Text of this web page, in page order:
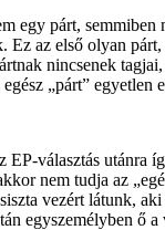
egy párt, semmiben
Ez az első olyan
nincsenek
„párt” egyetlen
EP-választás utánra
nem tudja az
vezért látunk,
egyszemélyben ő a